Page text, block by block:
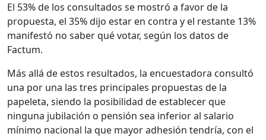
El 53% de los consultados se mostró a favor de la
propuesta, el 35% dijo estar en contra y el restante 13%
manifestó no saber qué votar, según los datos de
Factum.
Más allá de estos resultados, la encuestadora consultó
una por una las tres principales propuestas de la
papeleta, siendo la posibilidad de establecer que
ninguna jubilación o pensión sea inferior al salario
mínimo nacional la que mayor adhesión tendría, con el